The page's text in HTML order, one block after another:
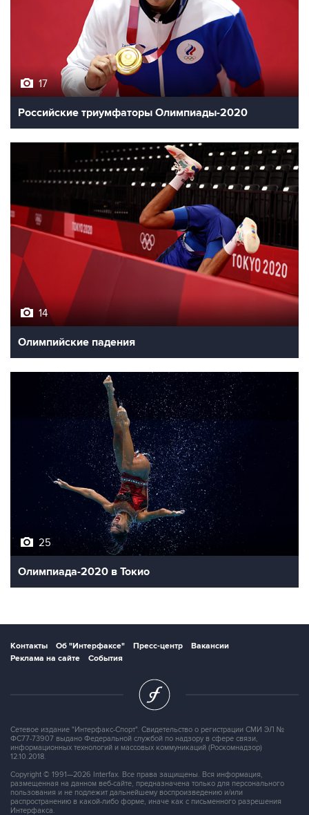
17
Российские триумфаторы Олимпиады-2020
14
Олимпийские падения
25
Олимпиада-2020 в Токио
Контакты Об "Интерфаксе" Пресс-центр
Вакансии
Реклама на сайте
События
Сетевое издание "Интерфакс-Спорт". Свидетельство о регистрации СМИ ЭЛ №
ФС77-73907 выдано Федеральной службой по надзору в сфере связи,
информационных технологий и массовых коммуникаций (Роскомнадзор)
12.10.2018.
Copyright © 1991—2026 Interfax. Все права защищены. Вся информация,
размещенная на данном веб-сайте, предназначена только для персонального
пользования и не подлежит дальнейшему воспроизведению и/или
распространению в какой-либо форме, иначе как с письменного разрешения
Интерфакса.